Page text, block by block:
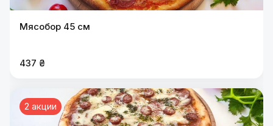
Мясобор 45 см
437 ₴
2 акции